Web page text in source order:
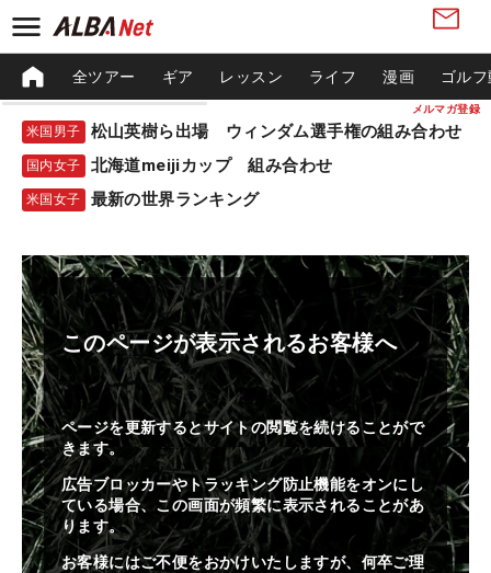
メルマガ登録
全ツアー ギア レッスン ライフ 漫画 ゴル
米国男子 松山英樹ら出場 ウィンダム選手権の組み合わせ
国内女子 北海道meijiカップ 組み合わせ
米国女子 最新の世界ランキング
このページが表示されるお客様へ
ページを更新するとサイトの閲覧を続けることがで
きます。
広告ブロッカーやトラッキング防止機能をオンにし
ている場合、この画面が頻繁に表示されることがあ
ります。
お客様にはご不便をおかけいたしますが、何卒ご理